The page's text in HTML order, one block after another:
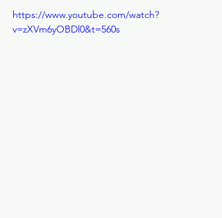
https://www.youtube.com/watch?
v=zXVm6yOBDl0&t=560s